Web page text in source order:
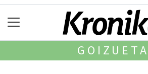
GOIZUETA